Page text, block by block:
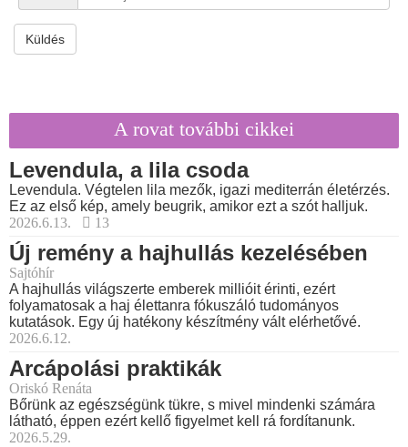
Küldés
A rovat további cikkei
Levendula, a lila csoda
Levendula. Végtelen lila mezők, igazi mediterrán életérzés.
Ez az első kép, amely beugrik, amikor ezt a szót halljuk.
2026.6.13.
13
Új remény a hajhullás kezelésében
Sajtóhír
A hajhullás világszerte emberek millióit érinti, ezért
folyamatosak a haj élettanra fókuszáló tudományos
kutatások. Egy új hatékony készítmény vált elérhetővé.
2026.6.12.
Arcápolási praktikák
Oriskó Renáta
Bőrünk az egészségünk tükre, s mivel mindenki számára
látható, éppen ezért kellő figyelmet kell rá fordítanunk.
2026.5.29.